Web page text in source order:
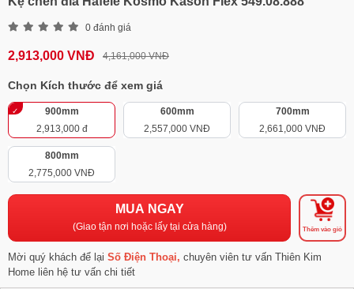
0 đánh giá
2,913,000 VNĐ 4,161,000 VNĐ
Chọn Kích thước để xem giá
900mm
2,913,000 đ
600mm
2,557,000 VNĐ
700mm
2,661,000 VNĐ
800mm
2,775,000 VNĐ
MUA NGAY
(Giao tận nơi hoặc lấy tại cửa hàng) Thêm vào giỏ
Mời quý khách để lại Số Điện Thoại, chuyên viên tư vấn Thiên Kim
Home liên hệ tư vấn chi tiết